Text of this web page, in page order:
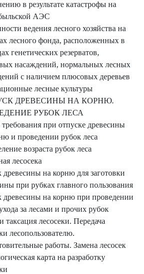
в результате катастрофы на
АЭС
ведения лесного хозяйства на
лесного фонда, расположенных в
генетических резерватов,
насаждений, нормальных лесных
с наличием плюсовых деревьев
лесные культуры
ДРЕВЕСИНЫ НА КОРНЮ.
РУБОК ЛЕСА
при отпуске древесины
и проведении рубок леса
возраста рубок леса
лесосека
древесины на корню для заготовки
при рубках главного пользования
древесины на корню при проведении
за лесами и прочих рубок
таксация лесосеки. Передача
лесопользователю.
работы. Замена лесосек
карта на разработку